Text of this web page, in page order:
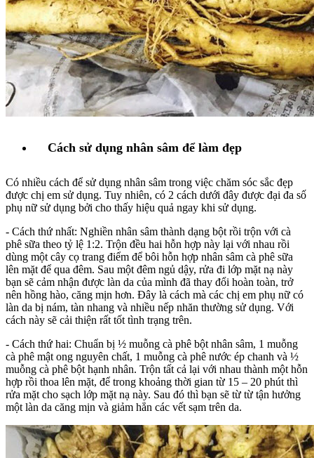
Cách sử dụng nhân sâm để làm đẹp
Có nhiều cách để sử dụng nhân sâm trong việc chăm sóc sắc đẹp
được chị em sử dụng. Tuy nhiên, có 2 cách dưới đây được đại đa số
phụ nữ sử dụng bởi cho thấy hiệu quả ngay khi sử dụng.
- Cách thứ nhất: Nghiền nhân sâm thành dạng bột rồi trộn với cà
phê sữa theo tỷ lệ 1:2. Trộn đều hai hỗn hợp này lại với nhau rồi
dùng một cây cọ trang điểm để bôi hỗn hợp nhân sâm cà phê sữa
lên mặt để qua đêm. Sau một đêm ngủ dậy, rửa đi lớp mặt nạ này
bạn sẽ cảm nhận được làn da của mình đã thay đổi hoàn toàn, trở
nên hồng hào, căng mịn hơn. Đây là cách mà các chị em phụ nữ có
làn da bị nám, tàn nhang và nhiều nếp nhăn thường sử dụng. Với
cách này sẽ cải thiện rất tốt tình trạng trên.
- Cách thứ hai: Chuẩn bị ½ muỗng cà phê bột nhân sâm, 1 muỗng
cà phê mật ong nguyên chất, 1 muỗng cà phê nước ép chanh và ½
muỗng cà phê bột hạnh nhân. Trộn tất cả lại với nhau thành một hỗn
hợp rồi thoa lên mặt, để trong khoảng thời gian từ 15 – 20 phút thì
rửa mặt cho sạch lớp mặt nạ này. Sau đó thì bạn sẽ từ từ tận hưởng
một làn da căng mịn và giảm hẳn các vết sạm trên da.